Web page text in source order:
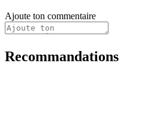
Ajoute ton commentaire
Recommandations